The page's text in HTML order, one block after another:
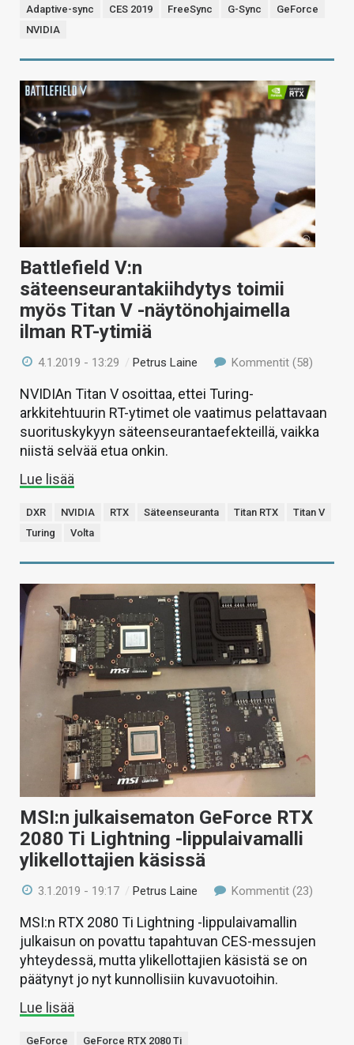
Adaptive-sync CES 2019 FreeSync G-Sync
GeForce
NVIDIA
Battlefield V:n
säteenseurantakiihdytys toimii
myös Titan V -näytönohjaimella
ilman RT-ytimiä
4.1.2019 - 13:29 /Petrus Laine Kommentit (58)
NVIDIAn Titan V osoittaa, ettei Turing-
arkkitehtuurin RT-ytimet ole vaatimus pelattavaan
suorituskykyyn säteenseurantaefekteillä, vaikka
niistä selvää etua onkin.
Lue lisää
DXR NVIDIA RTX Säteenseuranta Titan RTX
Titan V
Turing
Volta
MSI:n julkaisematon GeForce RTX
2080 Ti Lightning -lippulaivamalli
ylikellottajien käsissä
3.1.2019 - 19:17 /Petrus Laine Kommentit (23)
MSI:n RTX 2080 Ti Lightning -lippulaivamallin
julkaisun on povattu tapahtuvan CES-messujen
yhteydessä, mutta ylikellottajien käsistä se on
päätynyt jo nyt kunnollisiin kuvavuotoihin.
Lue lisää
GeForce GeForce RTX 2080 Ti